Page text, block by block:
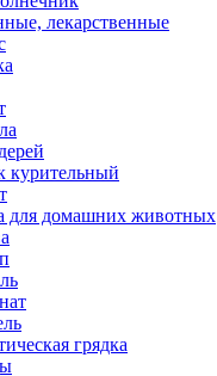
лекарственные
курительный
для домашних животных
грядка